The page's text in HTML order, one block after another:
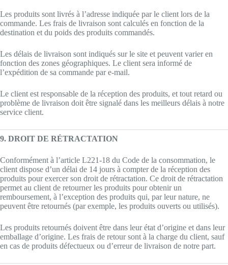
Les produits sont livrés à l’adresse indiquée par le client lors de la
commande. Les frais de livraison sont calculés en fonction de la
destination et du poids des produits commandés.
Les délais de livraison sont indiqués sur le site et peuvent varier en
fonction des zones géographiques. Le client sera informé de
l’expédition de sa commande par e-mail.
Le client est responsable de la réception des produits, et tout retard ou
problème de livraison doit être signalé dans les meilleurs délais à notre
service client.
9. DROIT DE RÉTRACTATION
Conformément à l’article L221-18 du Code de la consommation, le
client dispose d’un délai de 14 jours à compter de la réception des
produits pour exercer son droit de rétractation. Ce droit de rétractation
permet au client de retourner les produits pour obtenir un
remboursement, à l’exception des produits qui, par leur nature, ne
peuvent être retournés (par exemple, les produits ouverts ou utilisés).
Les produits retournés doivent être dans leur état d’origine et dans leur
emballage d’origine. Les frais de retour sont à la charge du client, sauf
en cas de produits défectueux ou d’erreur de livraison de notre part.